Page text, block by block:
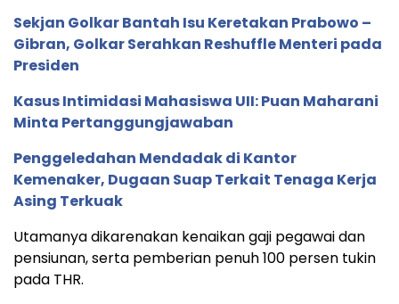
Sekjan Golkar Bantah Isu Keretakan Prabowo –
Gibran, Golkar Serahkan Reshuffle Menteri pada
Presiden
Kasus Intimidasi Mahasiswa UII: Puan Maharani
Minta Pertanggungjawaban
Penggeledahan Mendadak di Kantor
Kemenaker, Dugaan Suap Terkait Tenaga Kerja
Asing Terkuak
Utamanya dikarenakan kenaikan gaji pegawai dan
pensiunan, serta pemberian penuh 100 persen tukin
pada THR.